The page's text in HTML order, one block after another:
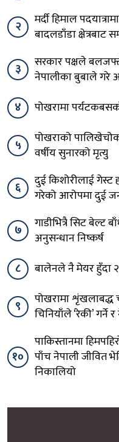
२
मर्दी हिमाल
बादलडाँडा क्षेत्रबाट
३
सरकार पक्षले
नेपालीका बुबाले गरे
४
पोखरामा
५
पोखराको
वर्षीय सुनारको मृत्यु
६
दुई किशोरीलाई
गरेको आरोपमा दुई
७
गाडीभित्रै सिट बेल्ट
अनुसन्धान निष्कर्ष
८
बालेनले नै मेयर हुँदा २
९
पोखरामा शृंखलाबद्ध
चिनियाँले ‘रेकी’
१०
पाकिस्तानमा
पाँच नेपाली जीवित
निकालियो